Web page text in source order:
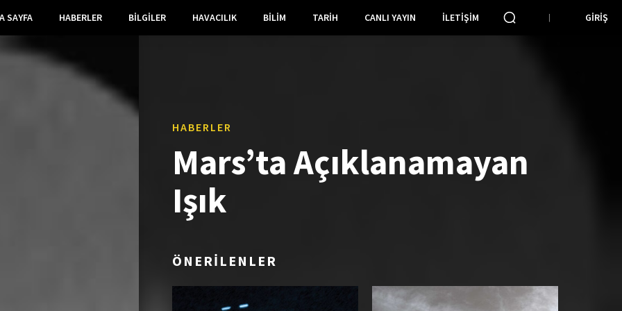
SAYFA HABERLER BILGILER HAVACILIK BILIM TARIH CANLI YAYIN İLETIŞIM GIRIŞ
HABERLER
Mars’ta Açıklanamayan
Işık
ÖNERİLENLER